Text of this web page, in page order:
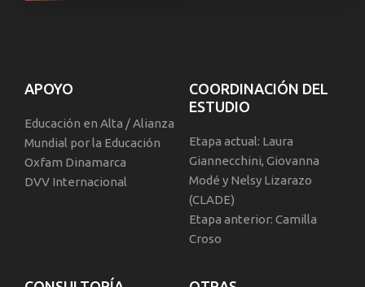
APOYO
Educación en Alta / Alianza
Mundial por la Educación
Oxfam Dinamarca
DVV Internacional
COORDINACIÓN DEL
ESTUDIO
Etapa actual: Laura
Giannecchini, Giovanna
Modé y Nelsy Lizarazo
(CLADE)
Etapa anterior: Camilla
Croso